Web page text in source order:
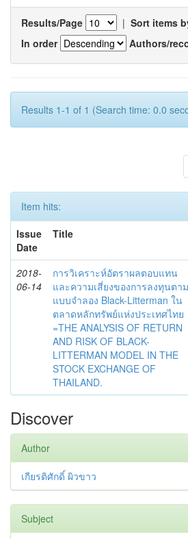
Results/Page | Sort items
In order
Authors/
Results 1-1 of 1 (Search time: 0.0
Item hits:
Issue
Date
Title
2018-
06-14
การวิเคราะห์อัตราผลตอบแทน
และความเสี่ยงของการลงทุนตาม
แบบจำลอง Black-Litterman ใน
ตลาดหลักทรัพย์แห่งประเทศไทย
=THE ANALYSIS OF RETURN
AND RISK OF BLACK-
LITTERMAN MODEL IN THE
STOCK EXCHANGE OF
THAILAND.
Discover
Author
เกียรติศักดิ์ ผิวขาว
Subject